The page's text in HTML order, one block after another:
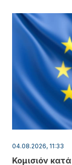
04.08.2026, 11:33
Κομισιόν